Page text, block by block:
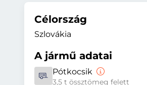
Célország
Szlovákia
A jármű adatai
Pótkocsik
3,5 t össztömeg felett